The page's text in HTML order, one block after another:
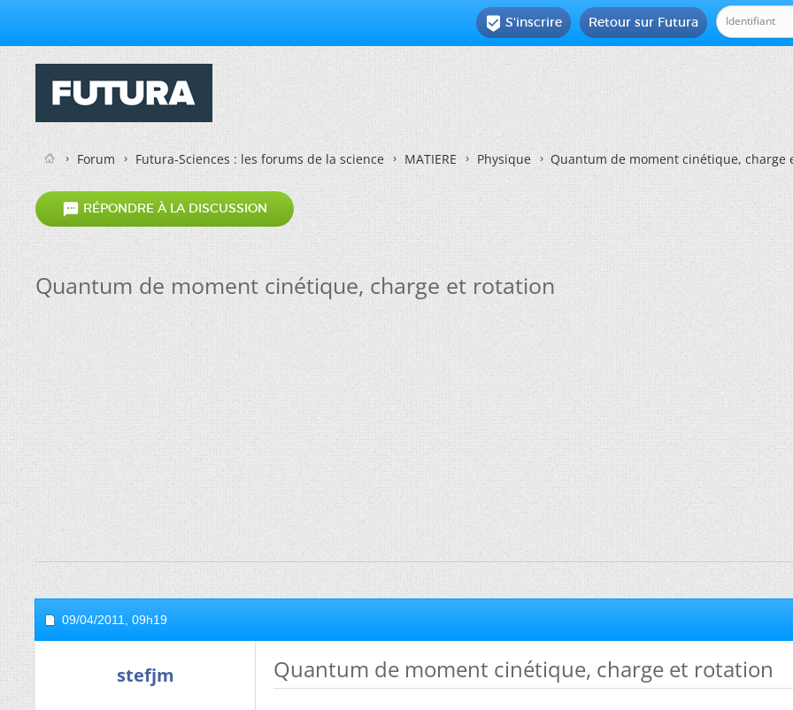
Retour sur Futura
 S'inscrire
Forum Futura-Sciences : les forums de la science MATIERE Physique Quantum de moment cinétique, charge
 RÉPONDRE À LA DISCUSSION
Quantum de moment cinétique, charge et rotation
09/04/2011, 09h19
stefjm Quantum de moment cinétique, charge et rotation